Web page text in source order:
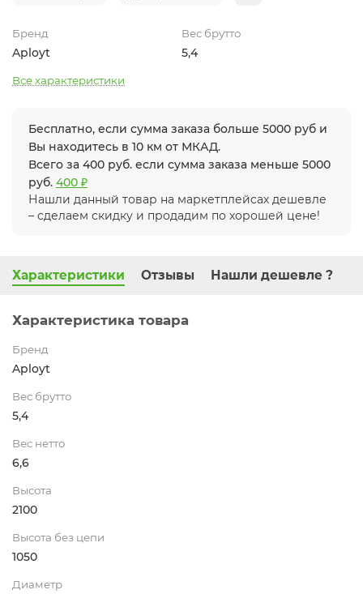
Бренд
Aployt
Вес брутто
5,4
Все характеристики
Бесплатно, если сумма заказа больше 5000 руб и
Вы находитесь в 10 км от МКАД.
Всего за 400 руб. если сумма заказа меньше 5000
руб. 400 ₽
Нашли данный товар на маркетплейсах дешевле
– сделаем скидку и продадим по хорошей цене!
Характеристики Отзывы Нашли дешевле ?
Характеристика товара
Бренд
Aployt
Вес брутто
5,4
Вес нетто
6,6
Высота
2100
Высота без цепи
1050
Диаметр